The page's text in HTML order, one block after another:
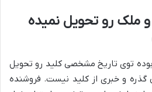
ملک رو تحویل نمیده
توی تاریخ مشخصی کلید رو تحویل
گذره و خبری از کلید نیست. فروشنده